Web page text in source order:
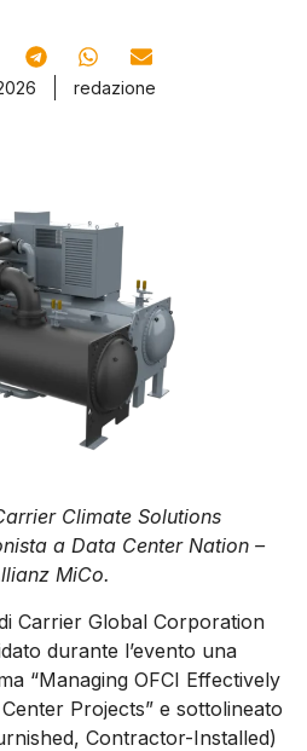
redazione
Climate Solutions
a Data Center Nation –
MiCo.
Carrier Global Corporation
durante l’evento una
“Managing OFCI Effectively
Projects” e sottolineato
Contractor-Installed)